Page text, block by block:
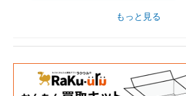
フルワイヤレスイヤホン 左右分離
ワイヤレス接続 ノイズキャンセリング対応
もっと見る